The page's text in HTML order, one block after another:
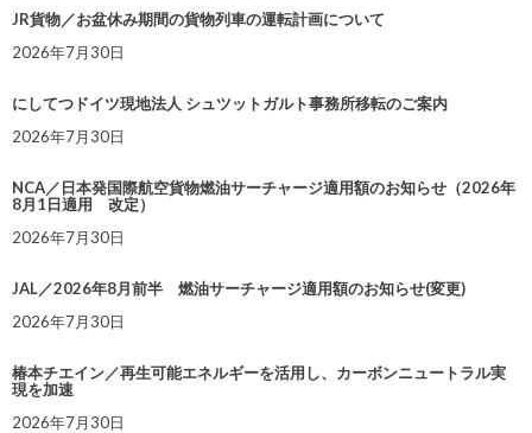
JR貨物／お盆休み期間の貨物列車の運転計画について
2026年7月30日
にしてつドイツ現地法人 シュツットガルト事務所移転のご案内
2026年7月30日
NCA／日本発国際航空貨物燃油サーチャージ適用額のお知らせ（2026年
8月1日適用 改定）
2026年7月30日
JAL／2026年8月前半 燃油サーチャージ適用額のお知らせ(変更)
2026年7月30日
椿本チエイン／再生可能エネルギーを活用し、カーボンニュートラル実
現を加速
2026年7月30日